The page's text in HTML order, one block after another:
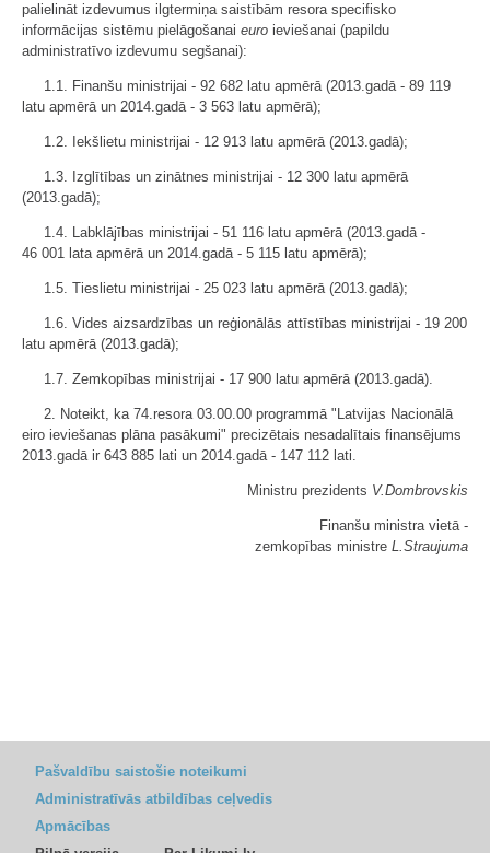
palielināt izdevumus ilgtermiņa saistībām resora specifisko
informācijas sistēmu pielāgošanai euro ieviešanai (papildu
administratīvo izdevumu segšanai):
1.1. Finanšu ministrijai - 92 682 latu apmērā (2013.gadā - 89 119
latu apmērā un 2014.gadā - 3 563 latu apmērā);
1.2. Iekšlietu ministrijai - 12 913 latu apmērā (2013.gadā);
1.3. Izglītības un zinātnes ministrijai - 12 300 latu apmērā
(2013.gadā);
1.4. Labklājības ministrijai - 51 116 latu apmērā (2013.gadā -
46 001 lata apmērā un 2014.gadā - 5 115 latu apmērā);
1.5. Tieslietu ministrijai - 25 023 latu apmērā (2013.gadā);
1.6. Vides aizsardzības un reģionālās attīstības ministrijai - 19 200
latu apmērā (2013.gadā);
1.7. Zemkopības ministrijai - 17 900 latu apmērā (2013.gadā).
2. Noteikt, ka 74.resora 03.00.00 programmā "Latvijas Nacionālā
eiro ieviešanas plāna pasākumi" precizētais nesadalītais finansējums
2013.gadā ir 643 885 lati un 2014.gadā - 147 112 lati.
Ministru prezidents V.Dombrovskis
Finanšu ministra vietā -
zemkopības ministre L.Straujuma
Pašvaldību saistošie noteikumi
Administratīvās atbildības ceļvedis
Apmācības